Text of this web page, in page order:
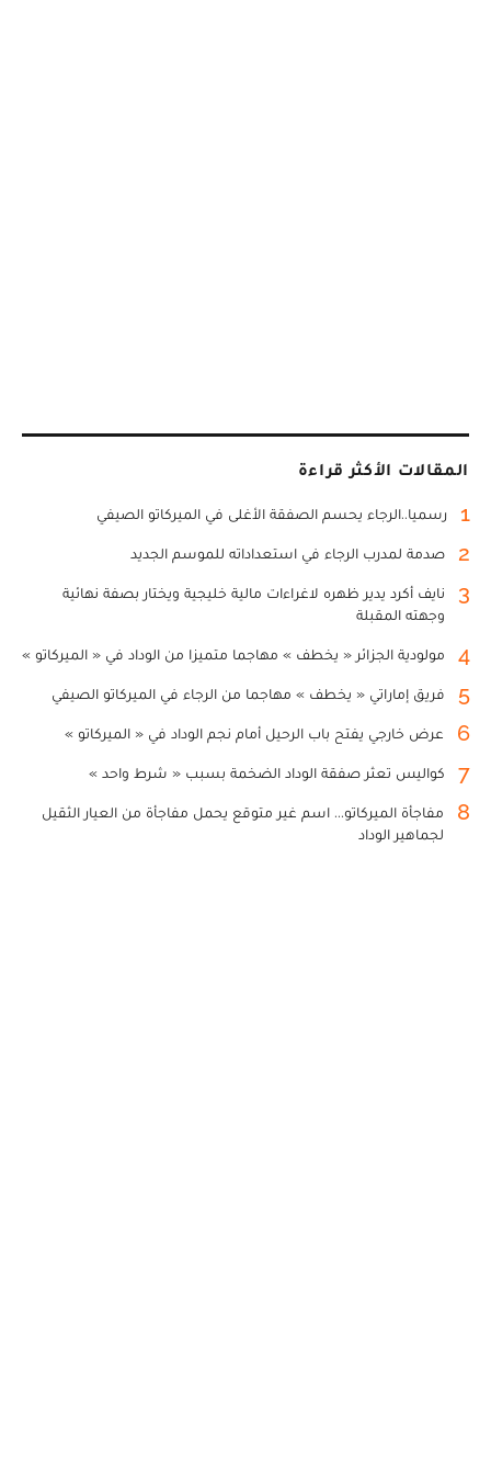
المقالات الأكثر قراءة
1 رسميا..الرجاء يحسم الصفقة الأغلى في الميركاتو الصيفي
2 صدمة لمدرب الرجاء في استعداداته للموسم الجديد
3
نايف أكرد يدير ظهره لاغراءات مالية خليجية ويختار بصفة نهائية
وجهته المقبلة
4 مولودية الجزائر « يخطف » مهاجما متميزا من الوداد في « الميركاتو »
5 فريق إماراتي « يخطف » مهاجما من الرجاء في الميركاتو الصيفي
6 عرض خارجي يفتح باب الرحيل أمام نجم الوداد في « الميركاتو »
7 كواليس تعثر صفقة الوداد الضخمة بسبب « شرط واحد »
8
مفاجأة الميركاتو... اسم غير متوقع يحمل مفاجأة من العيار الثقيل
لجماهير الوداد